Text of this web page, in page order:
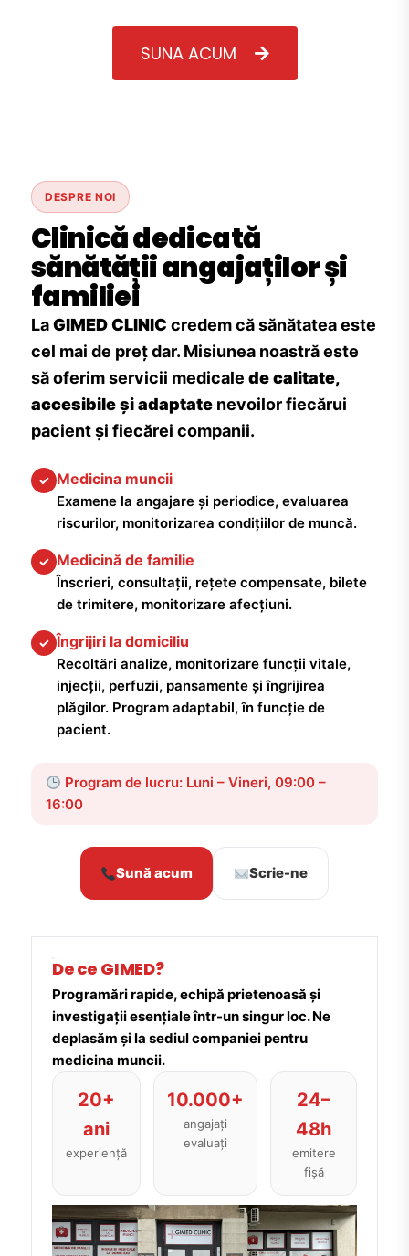
SUNA ACUM
DESPRE NOI
Clinică dedicată
sănătății angajaților și
familiei
LaGIMED CLINIC credem că sănătatea este
cel mai de preț dar. Misiunea noastră este
să oferim servicii medicale de calitate,
accesibile și adaptate nevoilor fiecărui
pacient și fiecărei companii.
✓ Medicina muncii
Examene la angajare și periodice, evaluarea
riscurilor, monitorizarea condițiilor de muncă.
✓ Medicină de familie
Înscrieri, consultații, rețete compensate, bilete
de trimitere, monitorizare afecțiuni.
✓ Îngrijiri la domiciliu
Recoltări analize, monitorizare funcții vitale,
injecții, perfuzii, pansamente și îngrijirea
plăgilor. Program adaptabil, în funcție de
pacient.
Program de lucru: Luni – Vineri, 09:00 –
16:00
Sună acum Scrie-ne
De ce GIMED?
Programări rapide, echipă prietenoasă și
investigații esențiale într-un singur loc. Ne
deplasăm și la sediul companiei pentru
medicina muncii.
20+
ani
experiență
10.000+
angajați
evaluați
24–
48h
emitere
fișă